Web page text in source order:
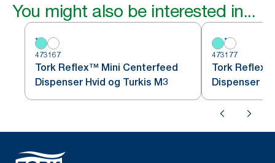
You might also be interested in...
473167
Tork Reflex™ Mini Centerfeed
Dispenser Hvid og Turkis M3
473177
Tork
Dispenser